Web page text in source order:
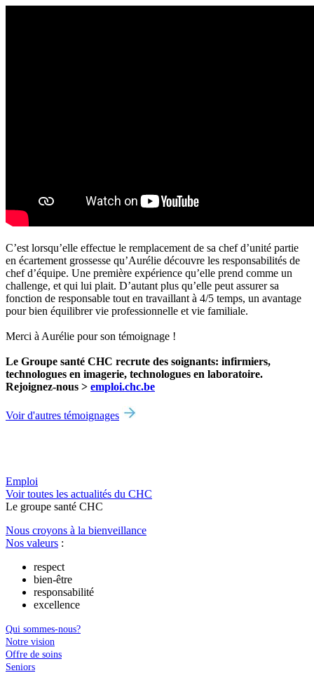
C’est lorsqu’elle effectue le remplacement de sa chef d’unité partie
en écartement grossesse qu’Aurélie découvre les responsabilités de
chef d’équipe. Une première expérience qu’elle prend comme un
challenge, et qui lui plait. D’autant plus qu’elle peut assurer sa
fonction de responsable tout en travaillant à 4/5 temps, un avantage
pour bien équilibrer vie professionnelle et vie familiale.
Merci à Aurélie pour son témoignage !
Le Groupe santé CHC recrute des soignants: infirmiers,
technologues en imagerie, technologues en laboratoire.
Rejoignez-nous > emploi.chc.be
Voir d'autres témoignages
Emploi
Voir toutes les actualités du CHC
Le groupe santé CHC
Nous croyons à la bienveillance
Nos valeurs :
respect
bien-être
responsabilité
excellence
Qui sommes-nous?
Notre vision
Offre de soins
Seniors